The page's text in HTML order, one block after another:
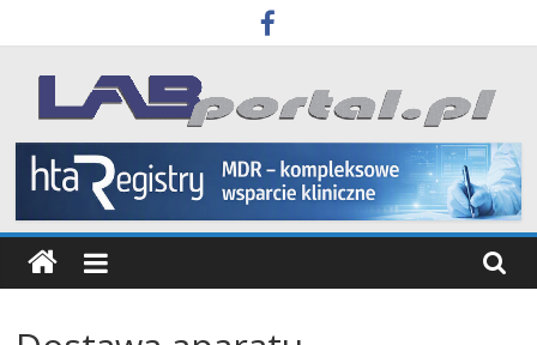
to
content
Labportal
Laboratoria
Aparatura
Badania